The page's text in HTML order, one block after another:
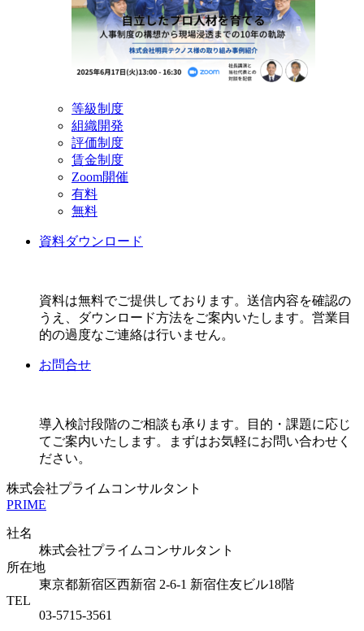
等級制度
組織開発
評価制度
賃金制度
Zoom開催
有料
無料
資料ダウンロード
資料は無料でご提供しております。送信内容を確認の
うえ、ダウンロード方法をご案内いたします。営業目
的の過度なご連絡は行いません。
お問合せ
導入検討段階のご相談も承ります。目的・課題に応じ
てご案内いたします。まずはお気軽にお問い合わせく
ださい。
株式会社プライムコンサルタント
PRIME
社名
株式会社プライムコンサルタント
所在地
東京都新宿区西新宿 2-6-1 新宿住友ビル18階
TEL
03-5715-3561